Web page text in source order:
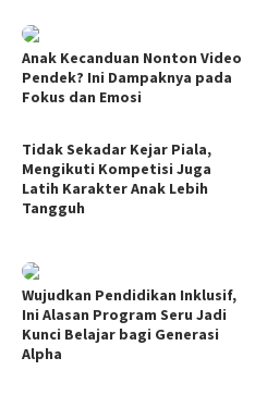
Anak Kecanduan Nonton Video
Pendek? Ini Dampaknya pada
Fokus dan Emosi
Tidak Sekadar Kejar Piala,
Mengikuti Kompetisi Juga
Latih Karakter Anak Lebih
Tangguh
Wujudkan Pendidikan Inklusif,
Ini Alasan Program Seru Jadi
Kunci Belajar bagi Generasi
Alpha